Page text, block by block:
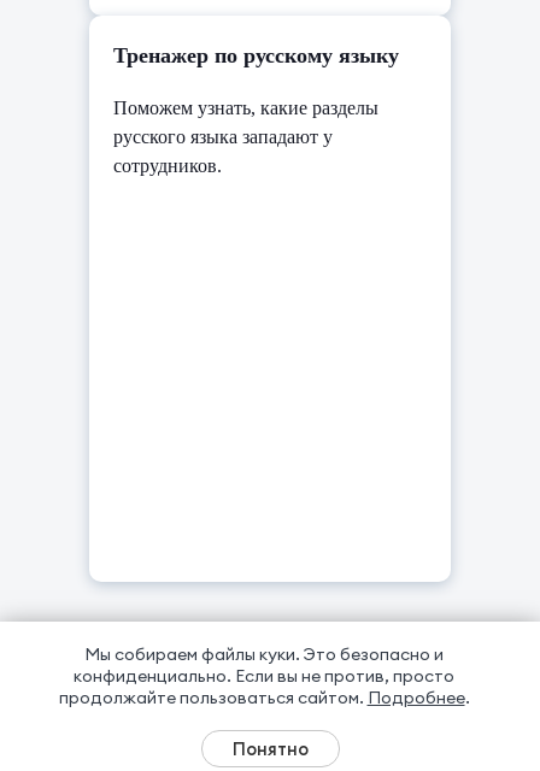
Тренажер по русскому языку
Поможем узнать, какие разделы
русского языка западают у
сотрудников.
Показать ещё →Мы собираем файлы куки. Это безопасно и
конфиденциально. Если вы не против, просто
продолжайте пользоваться сайтом. Подробнее.
Понятно